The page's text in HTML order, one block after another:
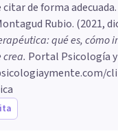
de forma adecuada.
Rubio. (2021,
qué es, cómo
crea. Portal Psicología